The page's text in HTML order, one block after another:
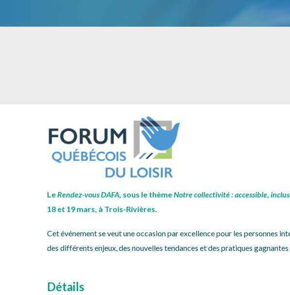
LeRendez-vous DAFA, sous le thèmeNotre collectivité : accessible,
18 et 19 mars, à Trois-Rivières.
Cet événement se veut une occasion par excellence pour les personnes
des différents enjeux, des nouvelles tendances et des pratiques gagnantes
Détails